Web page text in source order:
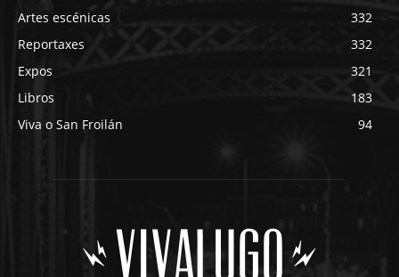
Artes escénicas
332
Reportaxes
332
Expos
321
Libros
183
Viva o San Froilán
94